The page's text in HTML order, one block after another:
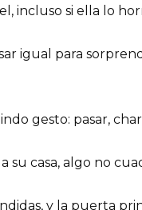
incluso si ella lo
igual para
gesto: pasar,
su casa, algo no
y la puerta